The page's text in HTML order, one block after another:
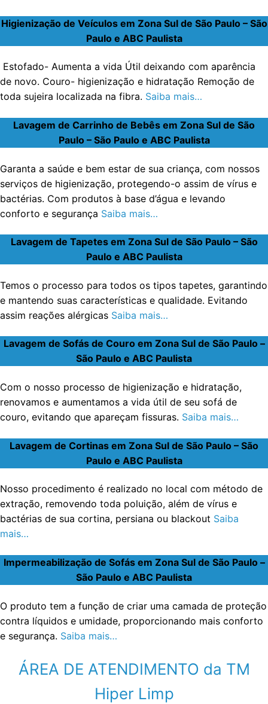
Higienização de Veículos em Zona Sul de São Paulo – São
Paulo e ABC Paulista
Estofado- Aumenta a vida Útil deixando com aparência
de novo. Couro- higienização e hidratação Remoção de
toda sujeira localizada na fibra. Saiba mais…
Lavagem de Carrinho de Bebês em Zona Sul de São
Paulo – São Paulo e ABC Paulista
Garanta a saúde e bem estar de sua criança, com nossos
serviços de higienização, protegendo-o assim de vírus e
bactérias. Com produtos à base d’água e levando
conforto e segurança Saiba mais…
Lavagem de Tapetes em Zona Sul de São Paulo – São
Paulo e ABC Paulista
Temos o processo para todos os tipos tapetes, garantindo
e mantendo suas características e qualidade. Evitando
assim reações alérgicas Saiba mais…
Lavagem de Sofás de Couro em Zona Sul de São Paulo –
São Paulo e ABC Paulista
Com o nosso processo de higienização e hidratação,
renovamos e aumentamos a vida útil de seu sofá de
couro, evitando que apareçam fissuras. Saiba mais…
Lavagem de Cortinas em Zona Sul de São Paulo – São
Paulo e ABC Paulista
Nosso procedimento é realizado no local com método de
extração, removendo toda poluição, além de vírus e
bactérias de sua cortina, persiana ou blackout Saiba
mais…
Impermeabilização de Sofás em Zona Sul de São Paulo –
São Paulo e ABC Paulista
O produto tem a função de criar uma camada de proteção
contra líquidos e umidade, proporcionando mais conforto
e segurança. Saiba mais…
ÁREA DE ATENDIMENTO da TM
Hiper Limp